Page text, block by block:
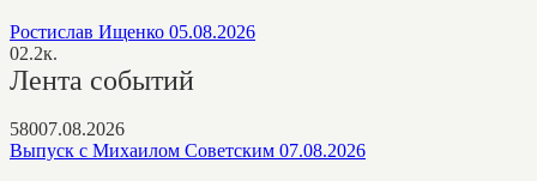
Ростислав Ищенко 05.08.2026
02.2к.
Лента событий
58007.08.2026
Выпуск с Михаилом Советским 07.08.2026